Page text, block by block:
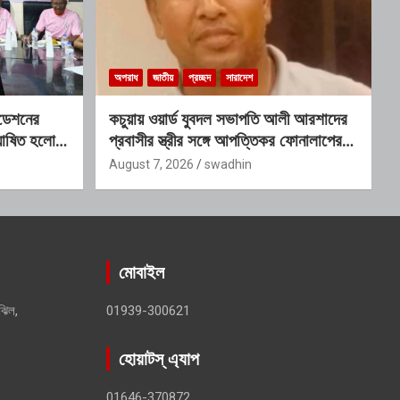
হলো
অপরাধ জাতীয় প্রচ্ছদ সারাদেশ
কচুয়ায় ওয়ার্ড যুবদল সভাপতি আলী আরশাদের
প্রবাসীর স্ত্রীর সঙ্গে আপত্তিকর ফোনালাপের
অডিও ভাইরাল; শাস্তির দাবি এলাকাবাসীর
August 7, 2026 swadhin
মোবাইল
01939-300621
হোয়াটস্ এ্যাপ